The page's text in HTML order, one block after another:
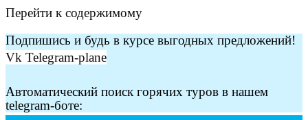
Перейти к содержимому
Подпишись и будь в курсе выгодных предложений!
Vk Telegram-plane
Автоматический поиск горячих туров в нашем
telegram-боте: